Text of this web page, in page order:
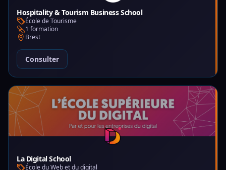
Hospitality & Tourism Business School
École de Tourisme
1 formation
Brest
Consulter
La Digital School
École du Web et du digital